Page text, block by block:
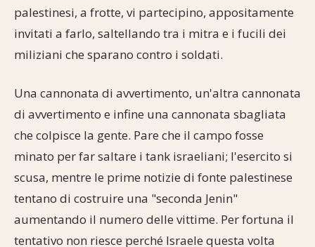
palestinesi, a frotte, vi partecipino, appositamente
invitati a farlo, saltellando tra i mitra e i fucili dei
miliziani che sparano contro i soldati.
Una cannonata di avvertimento, un'altra cannonata
di avvertimento e infine una cannonata sbagliata
che colpisce la gente. Pare che il campo fosse
minato per far saltare i tank israeliani; l'esercito si
scusa, mentre le prime notizie di fonte palestinese
tentano di costruire una "seconda Jenin"
aumentando il numero delle vittime. Per fortuna il
tentativo non riesce perché Israele questa volta